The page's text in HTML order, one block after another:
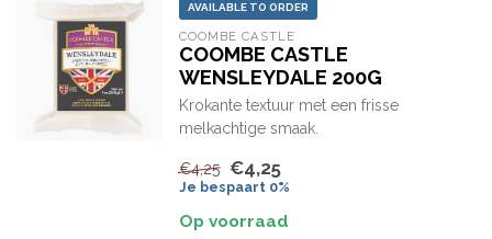
AVAILABLE TO ORDER
COOMBE CASTLE
COOMBE CASTLE
WENSLEYDALE 200G
Krokante textuur met een frisse
melkachtige smaak.
€4,25 €4,25
Je bespaart 0%
Op voorraad